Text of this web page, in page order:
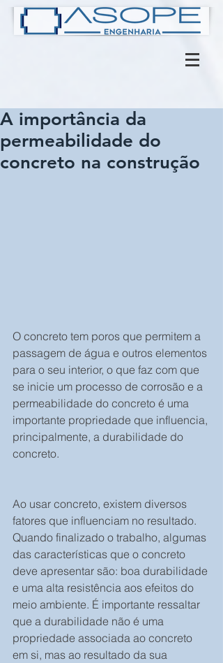
A importância da
permeabilidade do
concreto na construção
O concreto tem poros que permitem a
passagem de água e outros elementos
para o seu interior, o que faz com que
se inicie um processo de corrosão e a
permeabilidade do concreto é uma
importante propriedade que influencia,
principalmente, a durabilidade do
concreto.
Ao usar concreto, existem diversos
fatores que influenciam no resultado.
Quando finalizado o trabalho, algumas
das características que o concreto
deve apresentar são: boa durabilidade
e uma alta resistência aos efeitos do
meio ambiente. É importante ressaltar
que a durabilidade não é uma
propriedade associada ao concreto
em si, mas ao resultado da sua